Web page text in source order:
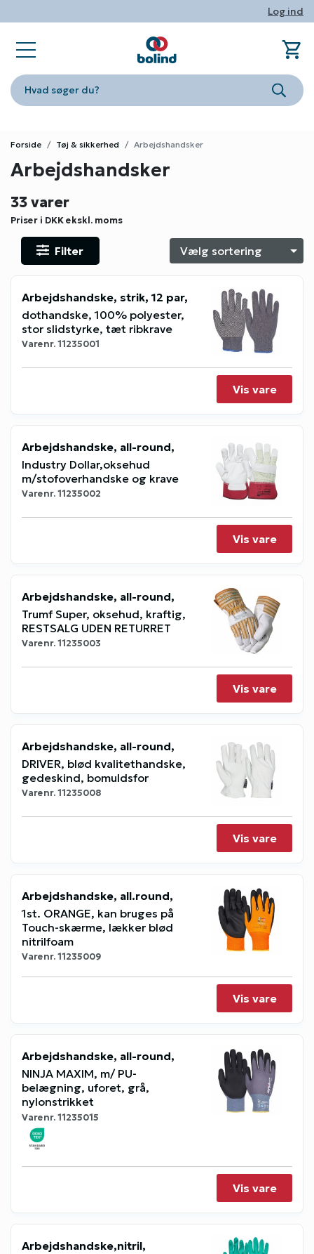
Log ind
Hvad søger du?
Søg
book_ribbon
store
Om
phonestar
person
Log
shopping_cart
Forside Tøj & sikkerhed Arbejdshandsker
Arbejdshandsker
33 varer
Priser i DKKekskl. moms
Filter
Arbejdshandske, strik, 12 par,
dothandske, 100% polyester,
stor slidstyrke, tæt ribkrave
Varenr.11235001
Vis vare
Arbejdshandske, all-round,
Industry Dollar,oksehud
m/stofoverhandske og krave
Varenr.11235002
Vis vare
Arbejdshandske, all-round,
Trumf Super, oksehud, kraftig,
RESTSALG UDEN RETURRET
Varenr.11235003
Vis vare
Arbejdshandske, all-round,
DRIVER, blød kvalitethandske,
gedeskind, bomuldsfor
Varenr.11235008
Vis vare
Arbejdshandske, all.round,
1st. ORANGE, kan bruges på
Touch-skærme, lækker blød
nitrilfoam
Varenr.11235009
Vis vare
Arbejdshandske, all-round,
NINJA MAXIM, m/ PU-
belægning, uforet, grå,
nylonstrikket
Varenr.11235015
Vis vare
Arbejdshandske,nitril,